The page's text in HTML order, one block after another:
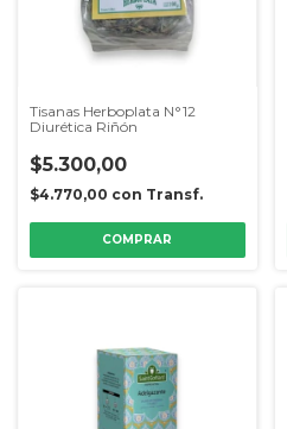
Tisanas Herboplata N°12
Diurética Riñón
$5.300,00
$4.770,00 con Transf.